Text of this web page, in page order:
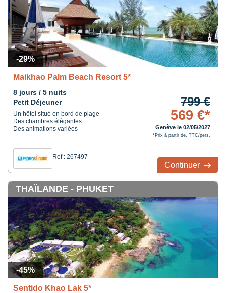
-29%
Maikhao Palm Beach Resort 5*
8 jours / 5 nuits
Petit Déjeuner
Un hôtel situé en bord de plage
Des chambres élégantes
Des animations variées
Ref : 267497
799 €
569 €*
Genève le 02/05/2027
*Prix à partir de, TTC/pers.
Continuer
-45%
THAÏLANDE - PHUKET
Sentido Khao Lak 5*